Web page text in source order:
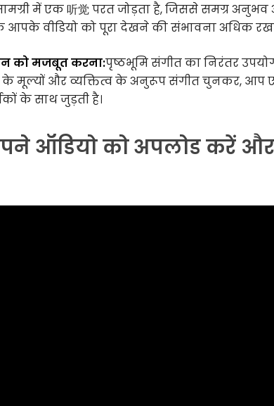
में एक 听觉 परत जोड़ता है, जिससे समग्र
आपके वीडियो को पूरा देखने की संभावना अधिक
को मजबूत करना:पृष्ठभूमि संगीत का निरंतर
के मूल्यों और व्यक्तित्व के अनुरूप संगीत चुनकर, आप
के साथ जुड़ती है।
ऑडियो को अपलोड करें